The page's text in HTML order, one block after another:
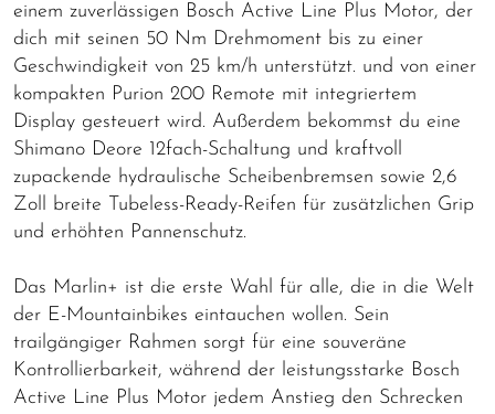
einem zuverlässigen Bosch Active Line Plus Motor, der
dich mit seinen 50 Nm Drehmoment bis zu einer
Geschwindigkeit von 25 km/h unterstützt. und von einer
kompakten Purion 200 Remote mit integriertem
Display gesteuert wird. Außerdem bekommst du eine
Shimano Deore 12fach-Schaltung und kraftvoll
zupackende hydraulische Scheibenbremsen sowie 2,6
Zoll breite Tubeless-Ready-Reifen für zusätzlichen Grip
und erhöhten Pannenschutz.
Das Marlin+ ist die erste Wahl für alle, die in die Welt
der E-Mountainbikes eintauchen wollen. Sein
trailgängiger Rahmen sorgt für eine souveräne
Kontrollierbarkeit, während der leistungsstarke Bosch
Active Line Plus Motor jedem Anstieg den Schrecken